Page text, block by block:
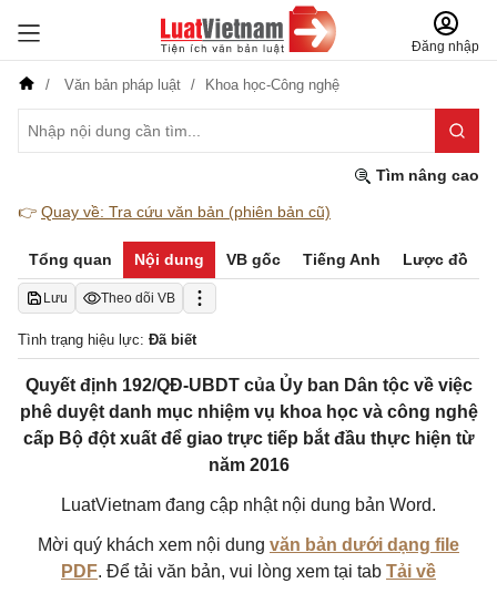
Đăng nhập
Văn bản pháp luật Khoa học-Công nghệ
Tìm nâng cao
👉 Quay về: Tra cứu văn bản (phiên bản cũ)
Tổng quan Nội dung VB gốc Tiếng Anh Lược đồ
Lưu Theo dõi VB
Tình trạng hiệu lực: Đã biết
Quyết định 192/QĐ-UBDT của Ủy ban Dân tộc về việc
phê duyệt danh mục nhiệm vụ khoa học và công nghệ
cấp Bộ đột xuất để giao trực tiếp bắt đầu thực hiện từ
năm 2016
LuatVietnam đang cập nhật nội dung bản Word.
Mời quý khách xem nội dung văn bản dưới dạng file
PDF. Để tải văn bản, vui lòng xem tại tab Tải về